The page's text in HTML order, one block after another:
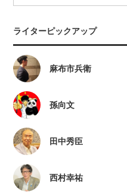
ライターピックアップ
麻布市兵衛
孫向文
田中秀臣
西村幸祐